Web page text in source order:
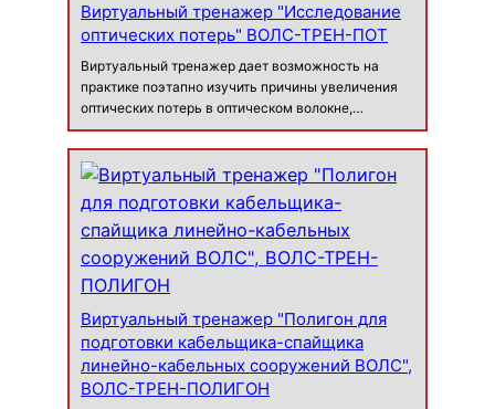
Виртуальный тренажер "Исследование
оптических потерь" ВОЛС-ТРЕН-ПОТ
Виртуальный тренажер дает возможность на
практике поэтапно изучить причины увеличения
оптических потерь в оптическом волокне,
изучению причин и факторов влияющих на
возникновение оптических потерь в сварных и
разъемных соединениях. Тренажер предна…
Виртуальный тренажер "Полигон для
подготовки кабельщика-спайщика
линейно-кабельных сооружений ВОЛС",
ВОЛС-ТРЕН-ПОЛИГОН